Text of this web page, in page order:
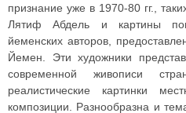
признание уже в 1970-80 гг.,
Лятиф Абдель и картины
йеменских авторов,
Йемен. Эти художники
современной живописи
реалистические картинки
композиции. Разнообразна и